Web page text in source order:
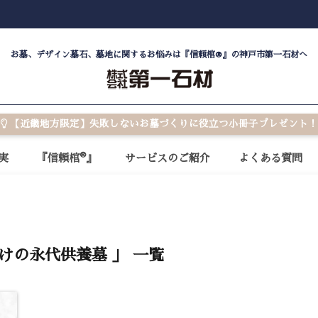
お墓、デザイン墓石、墓地に関するお悩みは『信頼棺®』の神戸市第一石材へ
【近畿地方限定】失敗しないお墓づくりに役立つ小冊子プレゼント！
『信頼棺®』 サービスのご紹介 よくある質問
の永代供養墓 」 一覧